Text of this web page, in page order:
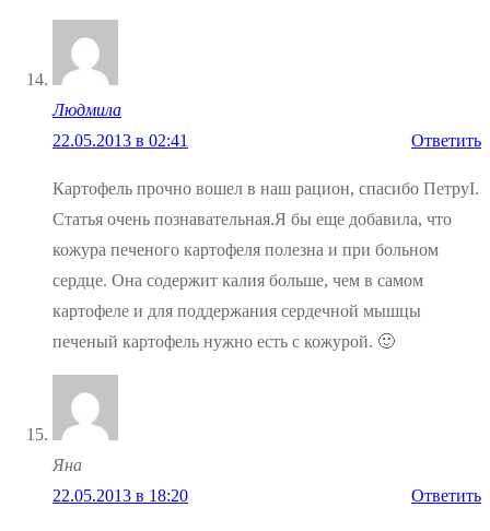
Людмила
22.05.2013 в 02:41
Ответить
Картофель прочно вошел в наш рацион, спасибо ПетруI.
Статья очень познавательная.Я бы еще добавила, что
кожура печеного картофеля полезна и при больном
сердце. Она содержит калия больше, чем в самом
картофеле и для поддержания сердечной мышцы
печеный картофель нужно есть с кожурой. 🙂
Яна
22.05.2013 в 18:20
Ответить